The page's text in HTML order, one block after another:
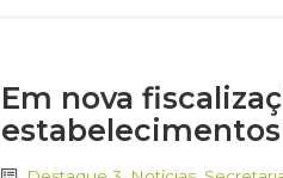
Em nova